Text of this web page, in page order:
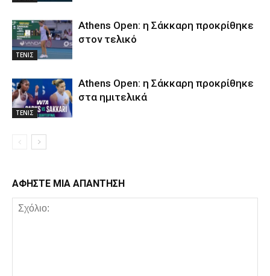
ΤΕΝΙΣ
Athens Open: η Σάκκαρη προκρίθηκε
στον τελικό
ΤΕΝΙΣ
Athens Open: η Σάκκαρη προκρίθηκε
στα ημιτελικά
ΑΦΗΣΤΕ ΜΙΑ ΑΠΑΝΤΗΣΗ